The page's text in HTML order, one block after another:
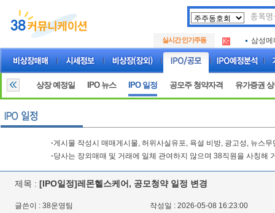
실시간 인기주동
.
아크로
삼성메
.
아크로
아하
상장 예정일 IPO 뉴스 IPO 일정 공모주 청약자격 유가증권
·게시물 작성시 매매게시물, 허위사실유포, 욕설 비방, 광고성, 뉴스
·당사는 장외매매 및 거래에 일체 관여하지 않으며 38직원을 사칭해
제목 : [IPO일정]레몬헬스케어, 공모청약 일정 변경
글쓴이 : 38운영팀 작성일 : 2026-05-08 16:23:00